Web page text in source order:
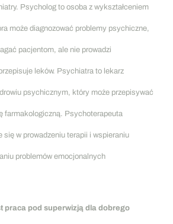
Psycholog to osoba z wykształceniem
może diagnozować problemy psychiczne,
pacjentom, ale nie prowadzi
leków. Psychiatra to lekarz
psychicznym, który może przepisywać
farmakologiczną. Psychoterapeuta
się w prowadzeniu terapii i wspieraniu
problemów emocjonalnych
praca pod superwizją dla dobrego